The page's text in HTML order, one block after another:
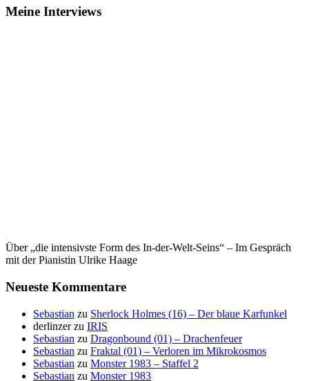
Meine Interviews
Über „die intensivste Form des In-der-Welt-Seins“ – Im Gespräch
mit der Pianistin Ulrike Haage
Neueste Kommentare
Sebastian zu Sherlock Holmes (16) – Der blaue Karfunkel
derlinzerzu IRIS
Sebastian zu Dragonbound (01) – Drachenfeuer
Sebastian zu Fraktal (01) – Verloren im Mikrokosmos
Sebastian zu Monster 1983 – Staffel 2
Sebastian zu Monster 1983